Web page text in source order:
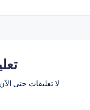
لا تعليقات حتى